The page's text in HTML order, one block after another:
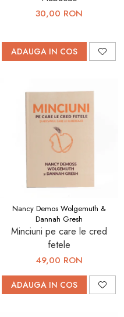
30,00 RON
ADAUGA IN COS
Nancy Demos Wolgemuth &
Dannah Gresh
Minciuni pe care le cred
fetele
49,00 RON
ADAUGA IN COS